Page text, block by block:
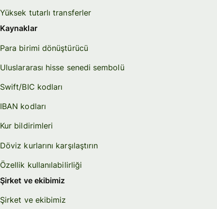
Yüksek tutarlı transferler
Kaynaklar
Para birimi dönüştürücü
Uluslararası hisse senedi sembolü
Swift/BIC kodları
IBAN kodları
Kur bildirimleri
Döviz kurlarını karşılaştırın
Özellik kullanılabilirliği
Şirket ve ekibimiz
Şirket ve ekibimiz